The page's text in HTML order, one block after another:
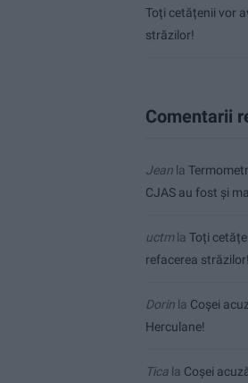
Toți cetățenii vor
străzilor!
Comentarii
Jean la
CJAS au fost și
uctmla Toți
refacerea străzilor!
Dorin la Coșei
Herculane!
Tica la Coșei